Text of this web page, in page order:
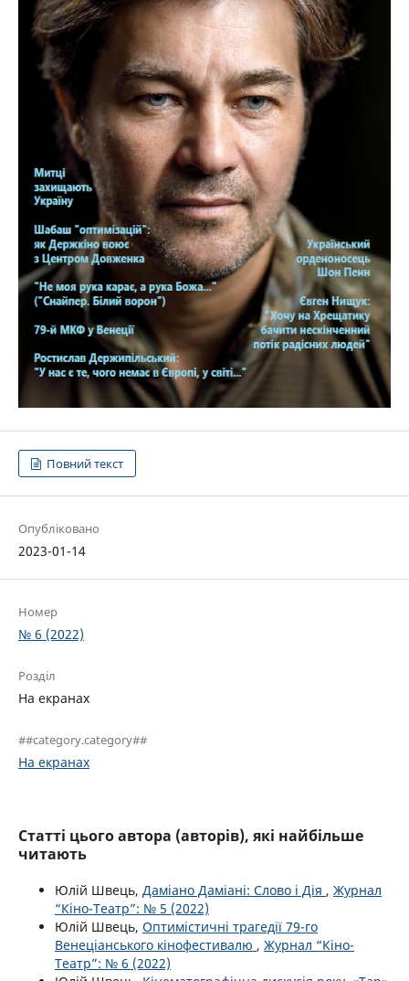
Повний текст
Опубліковано
2023-01-14
Номер
№ 6 (2022)
Розділ
На екранах
##category.category##
На екранах
Статті цього автора (авторів), які найбільше
читають
Юлій Швець, Даміано Даміані: Слово і Дія , Журнал
“Кіно-Театр”: № 5 (2022)
Юлій Швець, Оптимістичні трагедії 79-го
Венеціанського кінофестивалю , Журнал “Кіно-
Театр”: № 6 (2022)